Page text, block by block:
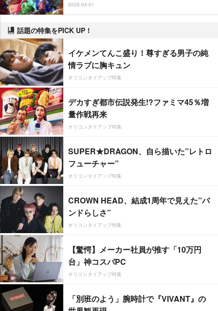
2026-04-01
話題の特集をPICK UP！
イケメンてんこ盛り！尊すぎる男子の純
情ラブに胸キュン
オリコンタイアップ特集
デカすぎ都市伝説発生!?ファミマ45％増
量作戦再来
オリコンタイアップ特集
SUPER★DRAGON、自ら描いた”レトロ
フューチャー”
オリコンタイアップ特集
CROWN HEAD、結成1周年で見えた”バ
ンドらしさ”
オリコンタイアップ特集
【驚愕】メーカー社員が推す「10万円
台」神コスパPC
オリコンタイアップ特集
「別班のよう」腕時計で『VIVANT』の